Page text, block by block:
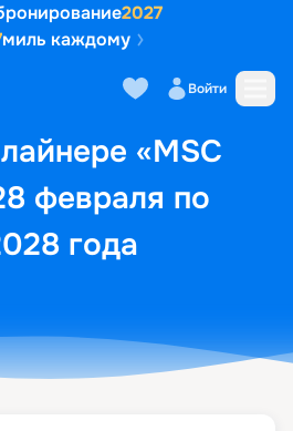
2027
миль каждому
Войти
«MSC
февраля по
года
кают Маршрут и